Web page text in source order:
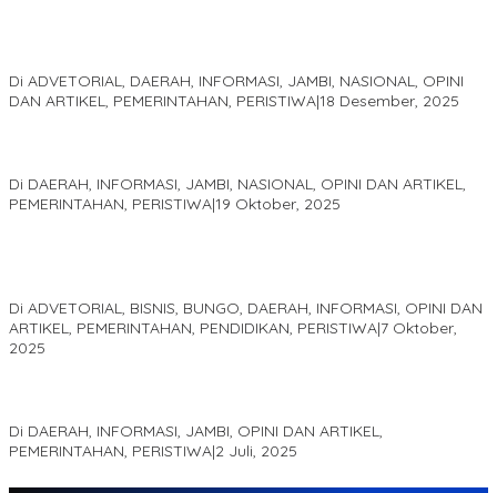
Di ADVETORIAL, DAERAH, INFORMASI, JAMBI, NASIONAL, OPINI
DAN ARTIKEL, PEMERINTAHAN, PERISTIWA|18 Desember, 2025
Di DAERAH, INFORMASI, JAMBI, NASIONAL, OPINI DAN ARTIKEL,
PEMERINTAHAN, PERISTIWA|19 Oktober, 2025
Di ADVETORIAL, BISNIS, BUNGO, DAERAH, INFORMASI, OPINI DAN
ARTIKEL, PEMERINTAHAN, PENDIDIKAN, PERISTIWA|7 Oktober,
2025
Di DAERAH, INFORMASI, JAMBI, OPINI DAN ARTIKEL,
PEMERINTAHAN, PERISTIWA|2 Juli, 2025